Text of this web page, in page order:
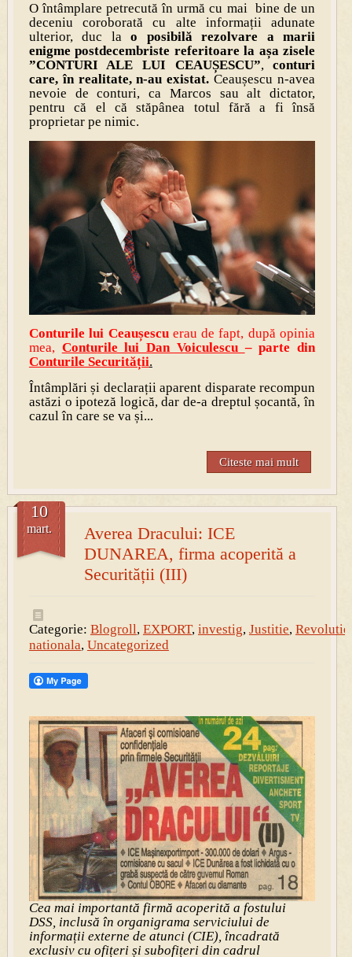
O întâmplare petrecută în urmă cu mai bine de un
deceniu coroborată cu alte informații adunate
ulterior, duc lao posibilă rezolvare a marii
enigme postdecembriste referitoare la așa zisele
”CONTURI ALE LUI CEAUȘESCU”,conturi
care, în realitate, n-au existat.Ceaușescu n-avea
nevoie de conturi, ca Marcos sau alt dictator,
pentru că el că stăpânea totul fără a fi însă
proprietar pe nimic.
Conturile lui Ceaușescuerau de fapt, după opinia
mea, Conturile lui Dan Voiculescu– parte din
Conturile Securității.
Întâmplări și declarații aparent disparate recompun
astăzi o ipoteză logică, dar de-a dreptul șocantă, în
cazul în care se va și...
Citeste mai mult
Averea Dracului: ICE
DUNAREA, firma acoperită a
Securității (III)
10
mart.
Categorie: Blogroll, EXPORT, investig, Justitie, Revolutie
nationala, Uncategorized
Cea mai importantă firmă acoperită a fostului
DSS, inclusă în organigrama serviciului de
informații externe de atunci (CIE), încadrată
exclusiv cu ofițeri și subofițeri din cadrul